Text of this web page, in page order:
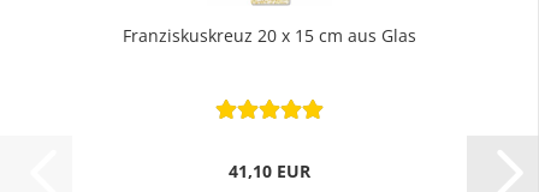
Franziskuskreuz 20 x 15 cm aus Glas
41,10 EUR